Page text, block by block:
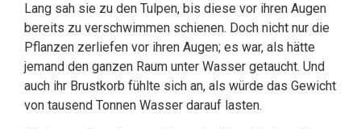
Lang sah sie zu den Tulpen, bis diese vor ihren Augen
bereits zu verschwimmen schienen. Doch nicht nur die
Pflanzen zerliefen vor ihren Augen; es war, als hätte
jemand den ganzen Raum unter Wasser getaucht. Und
auch ihr Brustkorb fühlte sich an, als würde das Gewicht
von tausend Tonnen Wasser darauf lasten.